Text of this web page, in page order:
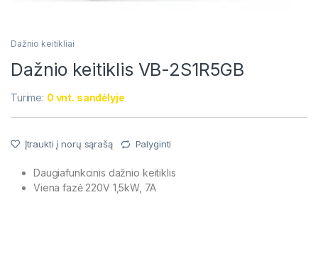
Dažnio keitikliai
Dažnio keitiklis VB-2S1R5GB
Turime: 0 vnt. sandėlyje
Įtraukti į norų sąrašą Palyginti
Daugiafunkcinis dažnio keitiklis
Viena fazė 220V 1,5kW, 7A